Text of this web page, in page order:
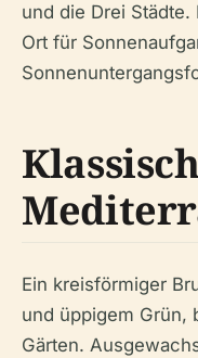
und die Drei
Ort für
Ein kreisförmiger
und üppigem Grün,
Gärten.